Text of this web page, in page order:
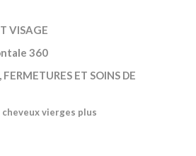
VISAGE
360
ET SOINS DE
vierges plus